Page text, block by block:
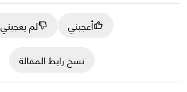
أعجبني
لم يعجبني
نسخ رابط المقالة